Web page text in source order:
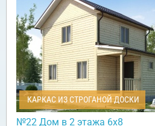
КАРКАС ИЗ СТРОГАНОЙ ДОСКИ
№22 Дом в 2 этажа 6х8